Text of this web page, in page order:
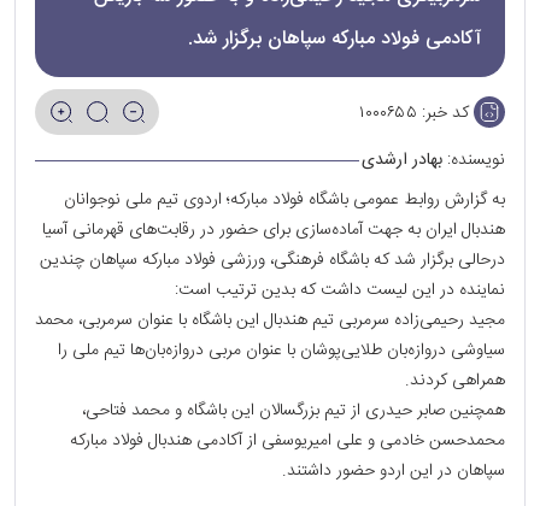
آکادمی فولاد مبارکه سپاهان برگزار شد.
کد خبر: ۱۰۰۰۶۵۵
نویسنده: بهادر ارشدی
به گزارش روابط عمومی باشگاه فولاد مبارکه؛ اردوی تیم ملی نوجوانان
هندبال ایران به جهت آماده‌سازی برای حضور در رقابت‌های قهرمانی آسیا
درحالی برگزار شد که باشگاه فرهنگی، ورزشی فولاد مبارکه سپاهان چندین
نماینده در این لیست داشت که بدین ترتیب است:
مجید رحیمی‌زاده سرمربی تیم هندبال این باشگاه با عنوان سرمربی، محمد
سیاوشی دروازه‌بان طلایی‌پوشان با عنوان مربی دروازه‌بان‌ها تیم ملی را
همراهی کردند‌.
همچنین صابر حیدری از تیم بزرگسالان این باشگاه و محمد فتاحی،
محمدحسن خادمی و علی امیریوسفی از آکادمی هندبال فولاد مبارکه
سپاهان در این اردو حضور داشتند.